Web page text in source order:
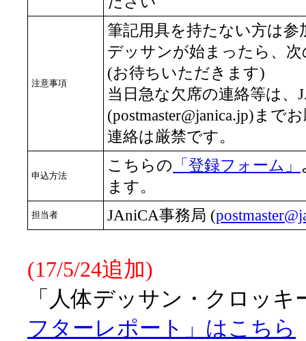
注意事項
筆記用具を持たない方は参
デッサンが始まったら、
(お待ちいただきます)
当日急な欠席の連絡等は、
(postmaster@janica.jp)まで
連絡は厳禁です。
申込方法
こちらの 「登録フォーム」
ます。
担当者 JAniCA事務局 (
(17/5/24追加)
「人体デッサン・クロッキ
フターレポート」はこちら